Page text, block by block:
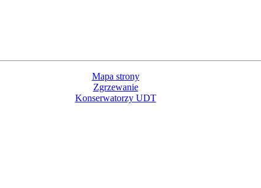
Mapa strony
Zgrzewanie
Konserwatorzy UDT